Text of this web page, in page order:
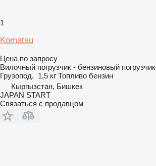
1
Komatsu
Цена по запросу
Вилочный погрузчик - бензиновый погрузчик
Грузопод. 1,5 кг Топливо бензин
Кыргызстан, Бишкек
JAPAN START
Связаться с продавцом